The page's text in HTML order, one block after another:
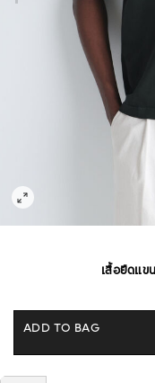
เสื้อยืดแข
ADD TO BAG